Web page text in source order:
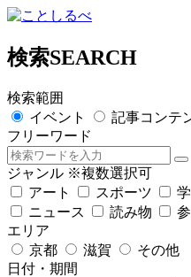
検索SEARCH
検索範囲
イベント
記事コンテ
フリーワード
ジャンル ※複数選択可
アート
スポーツ
ニュース
読み物
エリア
京都
滋賀
その他
日付・期間